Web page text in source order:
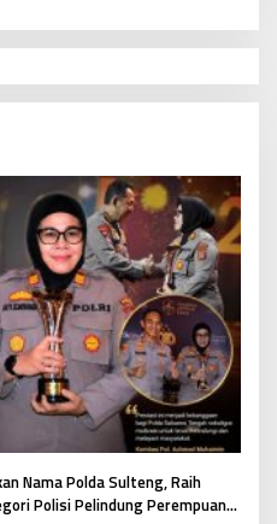
Nama Polda Sulteng, Raih
Polisi Pelindung Perempuan